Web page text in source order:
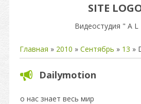
SITE
Видеостудия " A L
Главная » 2010 » Сентябрь » 13 »
Dailymotion
о нас знает весь мир